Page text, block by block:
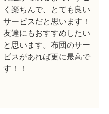
く楽ちんで、とても良い
サービスだと思います！
友達にもおすすめしたい
と思います。布団のサー
ビスがあれば更に最高で
す！！